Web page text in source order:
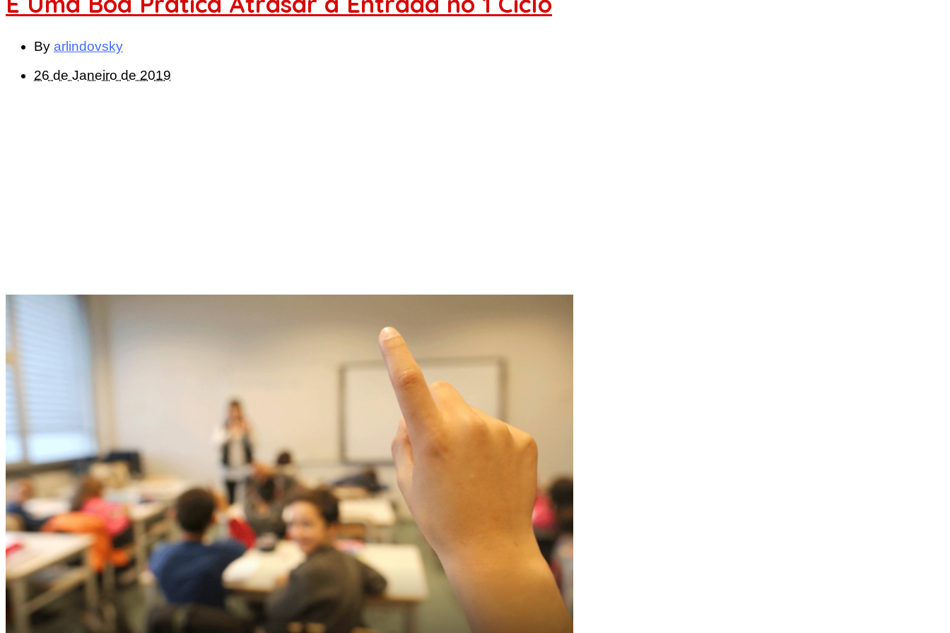
By arlindovsky
26 de Janeiro de 2019